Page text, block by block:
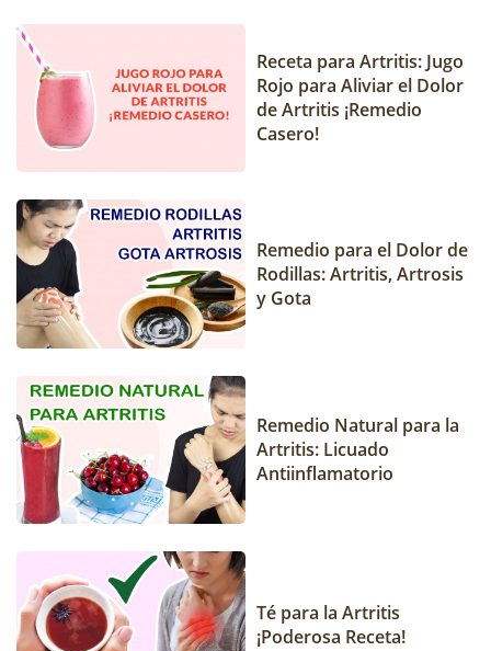
Receta para Artritis: Jugo
Rojo para Aliviar el Dolor
de Artritis ¡Remedio
Casero!
Remedio para el Dolor de
Rodillas: Artritis, Artrosis
y Gota
Remedio Natural para la
Artritis: Licuado
Antiinflamatorio
Té para la Artritis
¡Poderosa Receta!